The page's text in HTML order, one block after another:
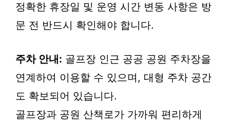
정확한 휴장일 및 운영 시간 변동 사항은 방
문 전 반드시 확인해야 합니다.
주차 안내: 골프장 인근 공공 공원 주차장을
연계하여 이용할 수 있으며, 대형 주차 공간
도 확보되어 있습니다.
골프장과 공원 산책로가 가까워 편리하게